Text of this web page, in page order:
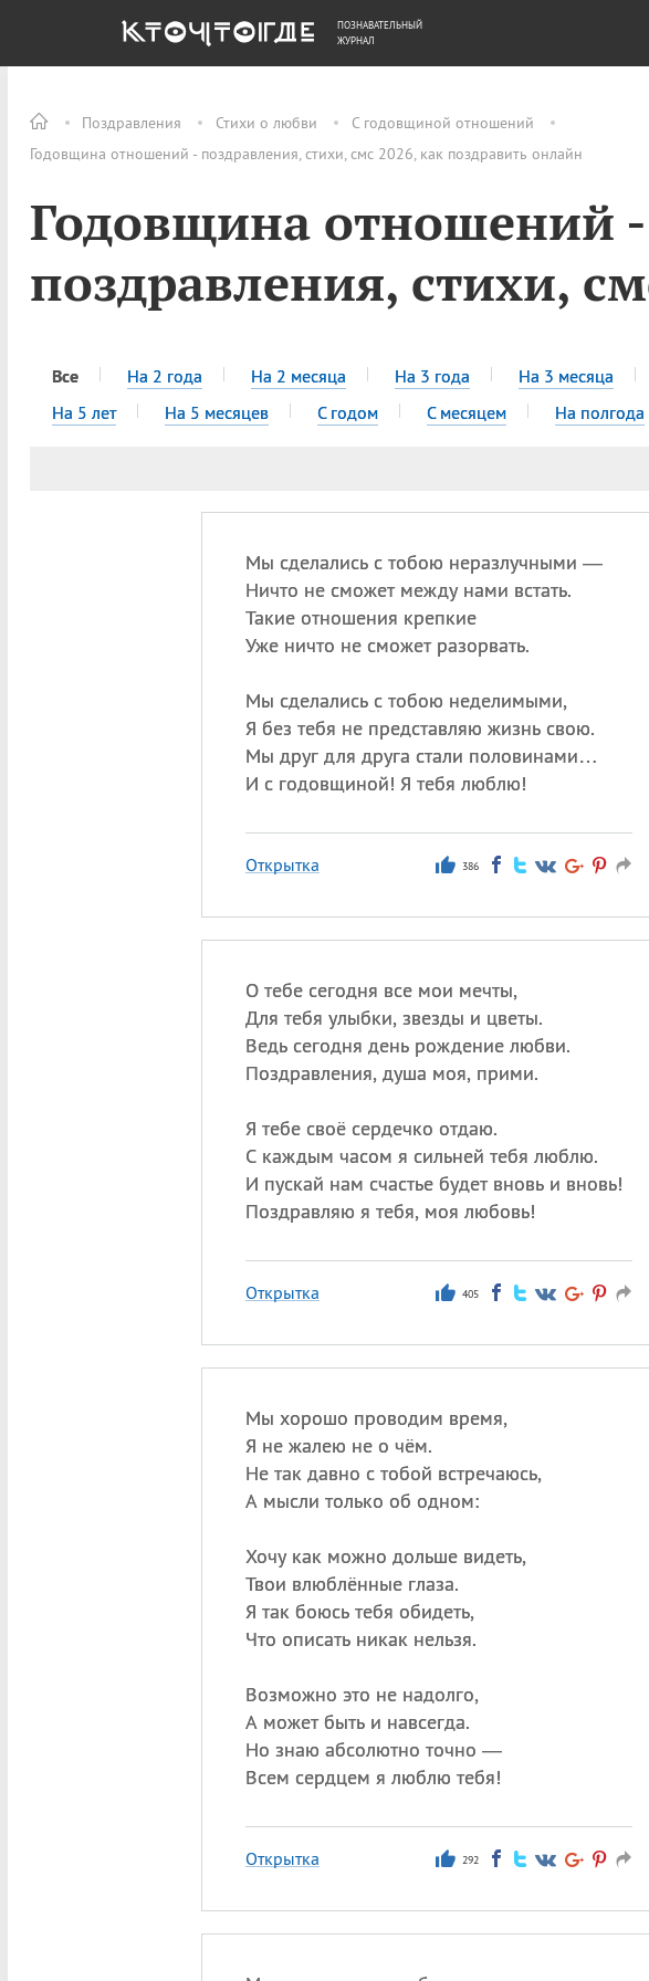
Поздравления Стихи о любви
С годовщиной отношений
Годовщина отношений - поздравления, стихи, смс 2026, как поздравить онлайн
Годовщина отношений -
поздравления, стихи,
Все На 2 года На 2 месяца На 3 года На 3 месяца
На 5 лет
На 5 месяцев С годом С месяцем На полгода
Мы сделались с тобою неразлучными —
Ничто не сможет между нами встать.
Такие отношения крепкие
Уже ничто не сможет разорвать.
Мы сделались с тобою неделимыми,
Я без тебя не представляю жизнь свою.
Мы друг для друга стали половинами…
И с годовщиной! Я тебя люблю!
Открытка 386
О тебе сегодня все мои мечты,
Для тебя улыбки, звезды и цветы.
Ведь сегодня день рождение любви.
Поздравления, душа моя, прими.
Я тебе своё сердечко отдаю.
С каждым часом я сильней тебя люблю.
И пускай нам счастье будет вновь и вновь!
Поздравляю я тебя, моя любовь!
Открытка 405
Мы хорошо проводим время,
Я не жалею не о чём.
Не так давно с тобой встречаюсь,
А мысли только об одном:
Хочу как можно дольше видеть,
Твои влюблённые глаза.
Я так боюсь тебя обидеть,
Что описать никак нельзя.
Возможно это не надолго,
А может быть и навсегда.
Но знаю абсолютно точно —
Всем сердцем я люблю тебя!
Открытка 292
ОБЩЕСТВО ДЕНЬГИ
ПОЗНАВАТЕЛЬНЫЙ
ЖУРНАЛ